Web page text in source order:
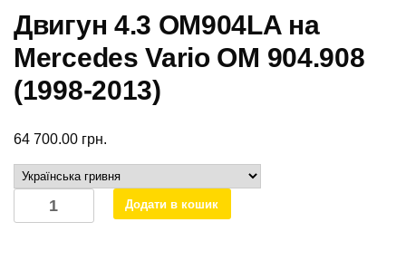
Двигун 4.3 OM904LA на
Mercedes Vario OM 904.908
(1998-2013)
64 700.00 грн.
Двигун
4.3
Додати в кошик